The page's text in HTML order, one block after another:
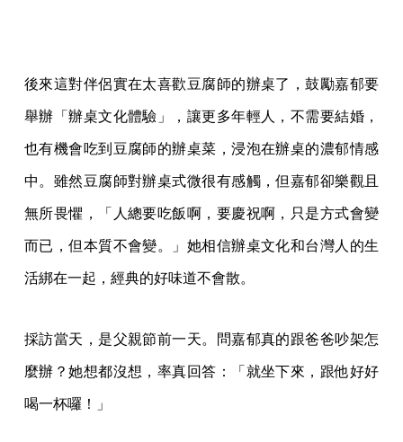
後來這對伴侶實在太喜歡豆腐師的辦桌了，鼓勵嘉郁要
舉辦「辦桌文化體驗」，讓更多年輕人，不需要結婚，
也有機會吃到豆腐師的辦桌菜，浸泡在辦桌的濃郁情感
中。雖然豆腐師對辦桌式微很有感觸，但嘉郁卻樂觀且
無所畏懼，「人總要吃飯啊，要慶祝啊，只是方式會變
而已，但本質不會變。」她相信辦桌文化和台灣人的生
活綁在一起，經典的好味道不會散。
採訪當天，是父親節前一天。問嘉郁真的跟爸爸吵架怎
麼辦？她想都沒想，率真回答：「就坐下來，跟他好好
喝一杯囉！」